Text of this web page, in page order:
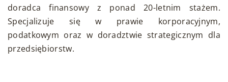
doradca finansowy z ponad 20-letnim stażem.
Specjalizuje się w prawie korporacyjnym,
podatkowym oraz w doradztwie strategicznym dla
przedsiębiorstw.